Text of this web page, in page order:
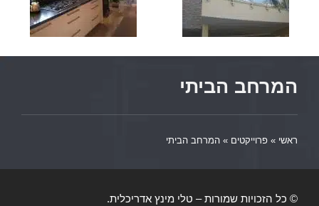
המרחב הביתי
ראשי » פרוייקטים » המרחב הביתי
© כל הזכויות שמורות – טלי מינץ אדריכלית.